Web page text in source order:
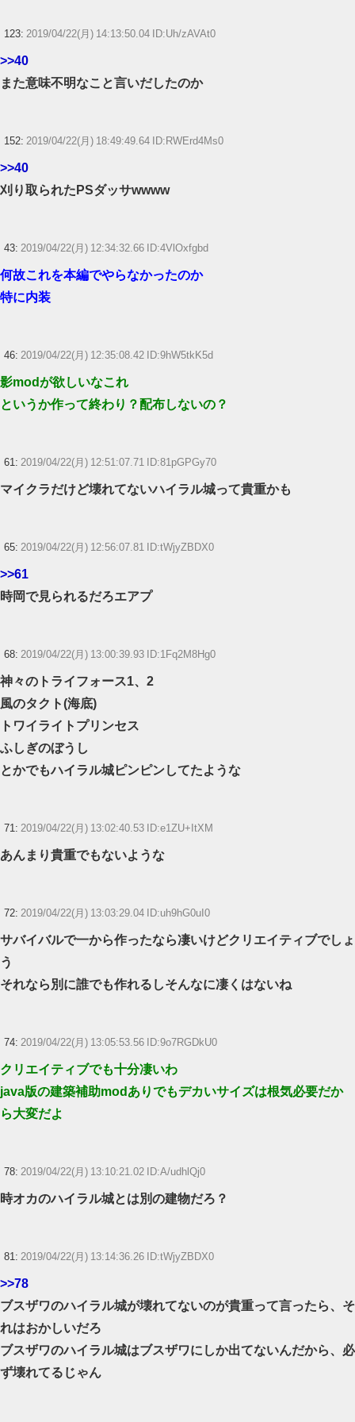
123: 2019/04/22(月) 14:13:50.04 ID:Uh/zAVAt0
>>40
また意味不明なこと言いだしたのか
152: 2019/04/22(月) 18:49:49.64 ID:RWErd4Ms0
>>40
刈り取られたPSダッサwwww
43: 2019/04/22(月) 12:34:32.66 ID:4VlOxfgbd
何故これを本編でやらなかったのか
特に内装
46: 2019/04/22(月) 12:35:08.42 ID:9hW5tkK5d
影modが欲しいなこれ
というか作って終わり？配布しないの？
61: 2019/04/22(月) 12:51:07.71 ID:81pGPGy70
マイクラだけど壊れてないハイラル城って貴重かも
65: 2019/04/22(月) 12:56:07.81 ID:tWjyZBDX0
>>61
時岡で見られるだろエアプ
68: 2019/04/22(月) 13:00:39.93 ID:1Fq2M8Hg0
神々のトライフォース1、2
風のタクト(海底)
トワイライトプリンセス
ふしぎのぼうし
とかでもハイラル城ピンピンしてたような
71: 2019/04/22(月) 13:02:40.53 ID:e1ZU+ItXM
あんまり貴重でもないような
72: 2019/04/22(月) 13:03:29.04 ID:uh9hG0uI0
サバイバルで一から作ったなら凄いけどクリエイティブでしょ
う
それなら別に誰でも作れるしそんなに凄くはないね
74: 2019/04/22(月) 13:05:53.56 ID:9o7RGDkU0
クリエイティブでも十分凄いわ
java版の建築補助modありでもデカいサイズは根気必要だか
ら大変だよ
78: 2019/04/22(月) 13:10:21.02 ID:A/udhlQj0
時オカのハイラル城とは別の建物だろ？
81: 2019/04/22(月) 13:14:36.26 ID:tWjyZBDX0
>>78
ブスザワのハイラル城が壊れてないのが貴重って言ったら、そ
れはおかしいだろ
ブスザワのハイラル城はブスザワにしか出てないんだから、必
ず壊れてるじゃん